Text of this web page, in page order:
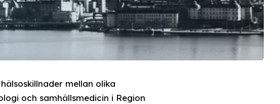
mellan olika
och samhällsmedicin i Region